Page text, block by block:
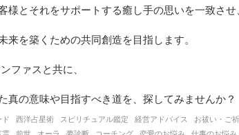
様とそれをサポートする癒し手の思いを一致させ、
来を築くための共同創造を目指します。
ファスと共に、
真の意味や目指すべき道を、探してみませんか？
西洋占星術 スピリチュアル鑑定 経営アドバイス お祓い・ご
霊 前世 オーラ 夢診断 コーチング 恋愛のお悩み 仕事のお悩み